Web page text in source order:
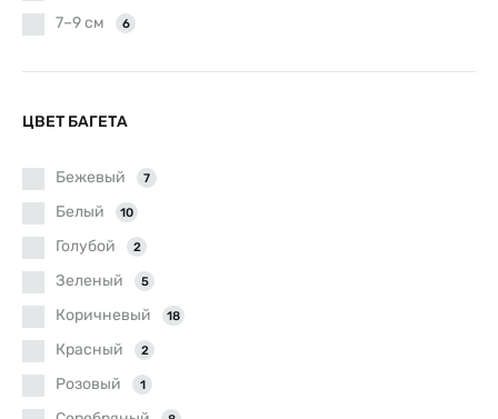
7–9 см 6
ЦВЕТ БАГЕТА
Бежевый 7
Белый 10
Голубой 2
Зеленый 5
Коричневый 18
Красный 2
Розовый 1